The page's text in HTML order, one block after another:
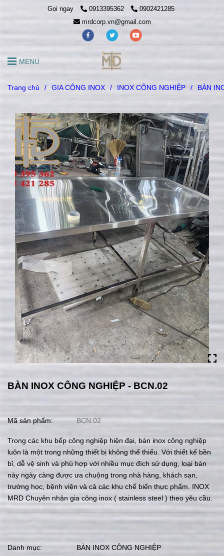
Gọi ngay 0913395362
0902421285
mrdcorp.vn@gmail.com
MENU
Trang chủ / GIA CÔNG INOX / INOX CÔNG NGHIỆP / BÀN
BÀN INOX CÔNG NGHIỆP - BCN.02
Mã sản phẩm: BCN.02
Trong các khu bếp công nghiệp hiện đại, bàn inox công nghiệp
luôn là một trong những thiết bị không thể thiếu. Với thiết kế bền
bỉ, dễ vệ sinh và phù hợp với nhiều mục đích sử dụng, loại bàn
này ngày càng được ưa chuộng trong nhà hàng, khách sạn,
trường học, bệnh viện và cả các khu chế biến thực phẩm. INOX
MRD Chuyên nhận gia công inox ( stainless steel ) theo yêu cầu.
Danh mục: BÀN INOX CÔNG NGHIỆP